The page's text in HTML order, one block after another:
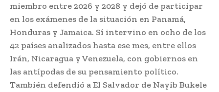
miembro entre 2026 y 2028 y dejó de participar
en los exámenes de la situación en Panamá,
Honduras y Jamaica. Sí intervino en ocho de los
42 países analizados hasta ese mes, entre ellos
Irán, Nicaragua y Venezuela, con gobiernos en
las antípodas de su pensamiento político.
También defendió a El Salvador de Nayib Bukele